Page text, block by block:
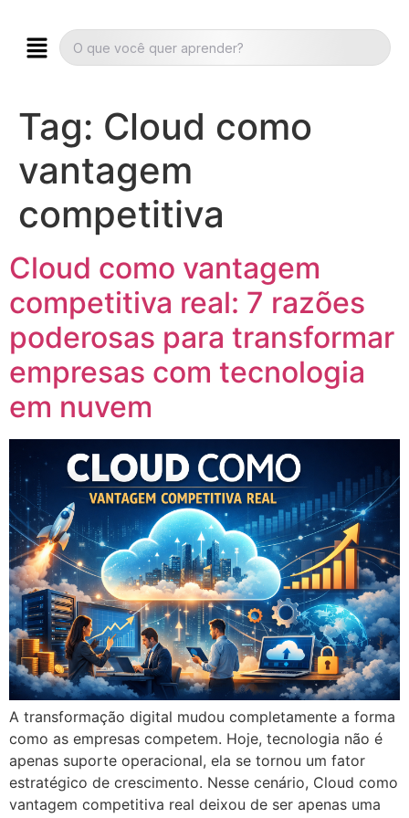
Tag: Cloud como
vantagem
competitiva
Cloud como vantagem
competitiva real: 7 razões
poderosas para transformar
empresas com tecnologia
em nuvem
A transformação digital mudou completamente a forma
como as empresas competem. Hoje, tecnologia não é
apenas suporte operacional, ela se tornou um fator
estratégico de crescimento. Nesse cenário, Cloud como
vantagem competitiva real deixou de ser apenas uma